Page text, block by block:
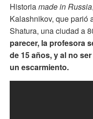
Historiamade in Russia
Kalashnikov, que parió
Shatura, una ciudad a
parecer, la profesora
de 15 años, y al no
un escarmiento.